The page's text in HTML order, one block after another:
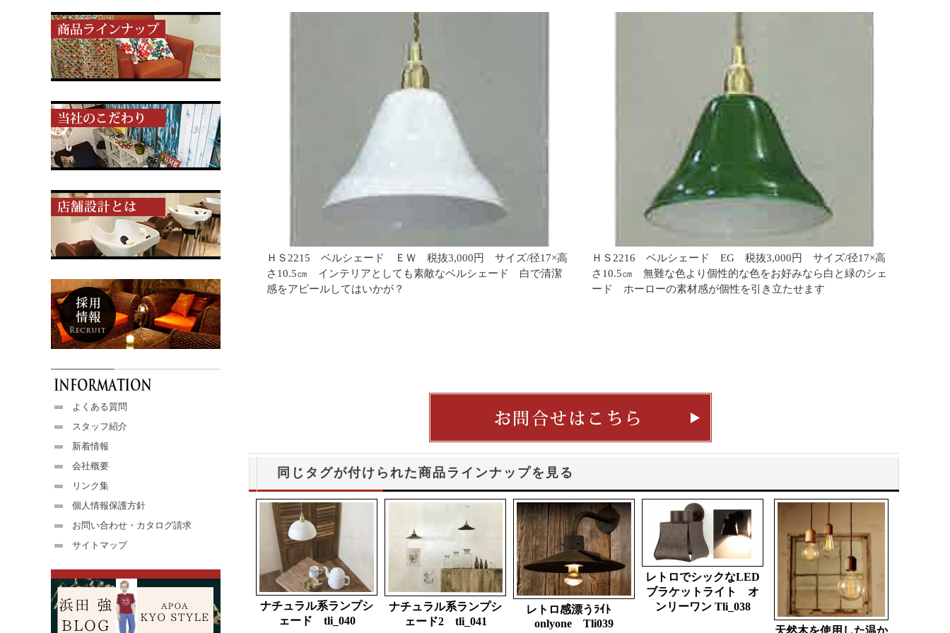
ＨＳ2215 ベルシェード ＥＷ 税抜3,000円 サイズ/径17×高
さ10.5㎝ インテリアとしても素敵なベルシェード 白で清潔
感をアピールしてはいかが？
ＨＳ2216 ベルシェード EG 税抜3,000円 サイズ/径17×高
さ10.5㎝ 無難な色より個性的な色をお好みなら白と緑のシェ
ード ホーローの素材感が個性を引き立たせます
同じタグが付けられた商品ラインナップを見る
ナチュラル系ランプシ
ェード tli_040
ナチュラル系ランプシ
ェード2 tli_041
レトロ感漂うﾗｲﾄ
onlyone Tli039
レトロでシックなLED
ブラケットライト オ
ンリーワン Tli_038
天然木を使用した温か
よくある質問
スタッフ紹介
新着情報
会社概要
リンク集
個人情報保護方針
お問い合わせ・カタログ請求
サイトマップ